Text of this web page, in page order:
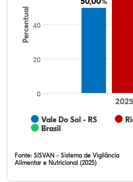
Percentual
Vale Do Sol - RS
Brasil
2025
0
20
40
Fonte: SISVAN - Sistema de Vigilância
Alimentar e Nutricional (2025)